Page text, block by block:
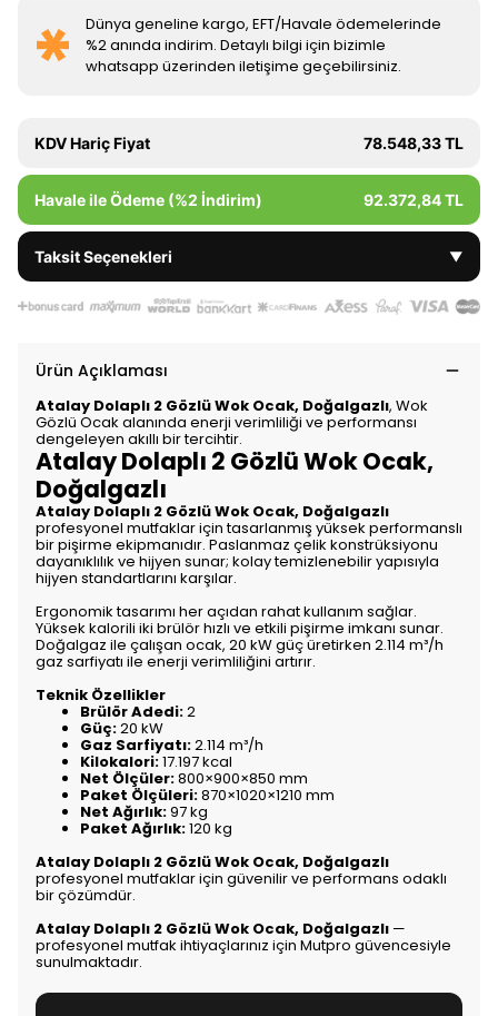
Dünya geneline kargo, EFT/Havale ödemelerinde
%2 anında indirim. Detaylı bilgi için bizimle
whatsapp üzerinden iletişime geçebilirsiniz.
KDV Hariç Fiyat 78.548,33 TL
Havale ile Ödeme (%2 İndirim) 92.372,84 TL
Taksit Seçenekleri ▼
Ürün Açıklaması
Atalay Dolaplı 2 Gözlü Wok Ocak, Doğalgazlı, Wok
Gözlü Ocak alanında enerji verimliliği ve performansı
dengeleyen akıllı bir tercihtir.
Atalay Dolaplı 2 Gözlü Wok Ocak,
Doğalgazlı
Atalay Dolaplı 2 Gözlü Wok Ocak, Doğalgazlı
profesyonel mutfaklar için tasarlanmış yüksek performanslı
bir pişirme ekipmanıdır. Paslanmaz çelik konstrüksiyonu
dayanıklılık ve hijyen sunar; kolay temizlenebilir yapısıyla
hijyen standartlarını karşılar.
Ergonomik tasarımı her açıdan rahat kullanım sağlar.
Yüksek kalorili iki brülör hızlı ve etkili pişirme imkanı sunar.
Doğalgaz ile çalışan ocak, 20 kW güç üretirken 2.114 m³/h
gaz sarfiyatı ile enerji verimliliğini artırır.
Teknik Özellikler
Brülör Adedi:2
Güç:20 kW
Gaz Sarfiyatı:2.114 m³/h
Kilokalori:17.197 kcal
Net Ölçüler:800×900×850 mm
Paket Ölçüleri:870×1020×1210 mm
Net Ağırlık:97 kg
Paket Ağırlık:120 kg
Atalay Dolaplı 2 Gözlü Wok Ocak, Doğalgazlı
profesyonel mutfaklar için güvenilir ve performans odaklı
bir çözümdür.
Atalay Dolaplı 2 Gözlü Wok Ocak, Doğalgazlı —
profesyonel mutfak ihtiyaçlarınız için Mutpro güvencesiyle
sunulmaktadır.